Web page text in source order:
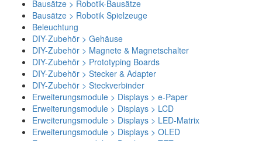
Bausätze > Robotik-Bausätze
Bausätze > Robotik Spielzeuge
Beleuchtung
DIY-Zubehör > Gehäuse
DIY-Zubehör > Magnete & Magnetschalter
DIY-Zubehör > Prototyping Boards
DIY-Zubehör > Stecker & Adapter
DIY-Zubehör > Steckverbinder
Erweiterungsmodule > Displays > e-Paper
Erweiterungsmodule > Displays > LCD
Erweiterungsmodule > Displays > LED-Matrix
Erweiterungsmodule > Displays > OLED